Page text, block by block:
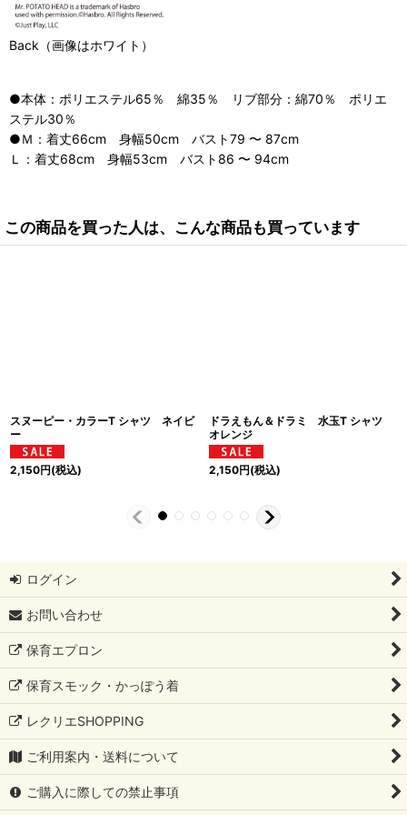
Back（画像はホワイト）
●本体：ポリエステル65％ 綿35％ リブ部分：綿70％ ポリエ
ステル30％
●Ｍ：着丈66cm 身幅50cm バスト79 〜 87cm
Ｌ：着丈68cm 身幅53cm バスト86 〜 94cm
この商品を買った人は、こんな商品も買っています
スヌーピー・カラーT シャツ ネイビ
ー
2,150円(税込)
ドラえもん＆ドラミ 水玉T シャツ
オレンジ
2,150円(税込)
ログイン
お問い合わせ
保育エプロン
保育スモック・かっぽう着
レクリエSHOPPING
ご利用案内・送料について
ご購入に際しての禁止事項